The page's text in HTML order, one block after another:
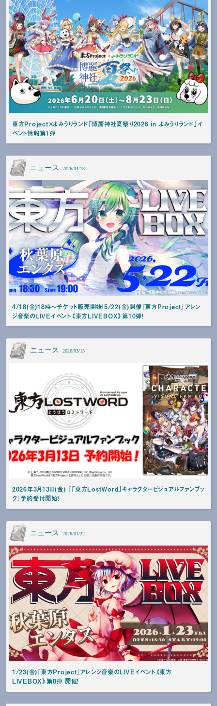
東方Project×よみうりランド「博麗神社夏祭り2026 in よみうりランド」イ
ベント情報第1弾
ニュース 2026/04/18
4/18(金)18時～チケット販売開始！5/22(金)開催『東方Project』アレン
ジ音楽のLIVEイベント《東方LIVEBOX》第10弾！
ニュース 2026/03/13
2026年3月13日(金) 『「東方LostWord」キャラクタービジュアルファンブッ
ク』予約受付開始！
ニュース 2026/01/22
1/23(金)『東方Project』アレンジ音楽のLIVEイベント《東方
LIVEBOX》第8弾 開催！